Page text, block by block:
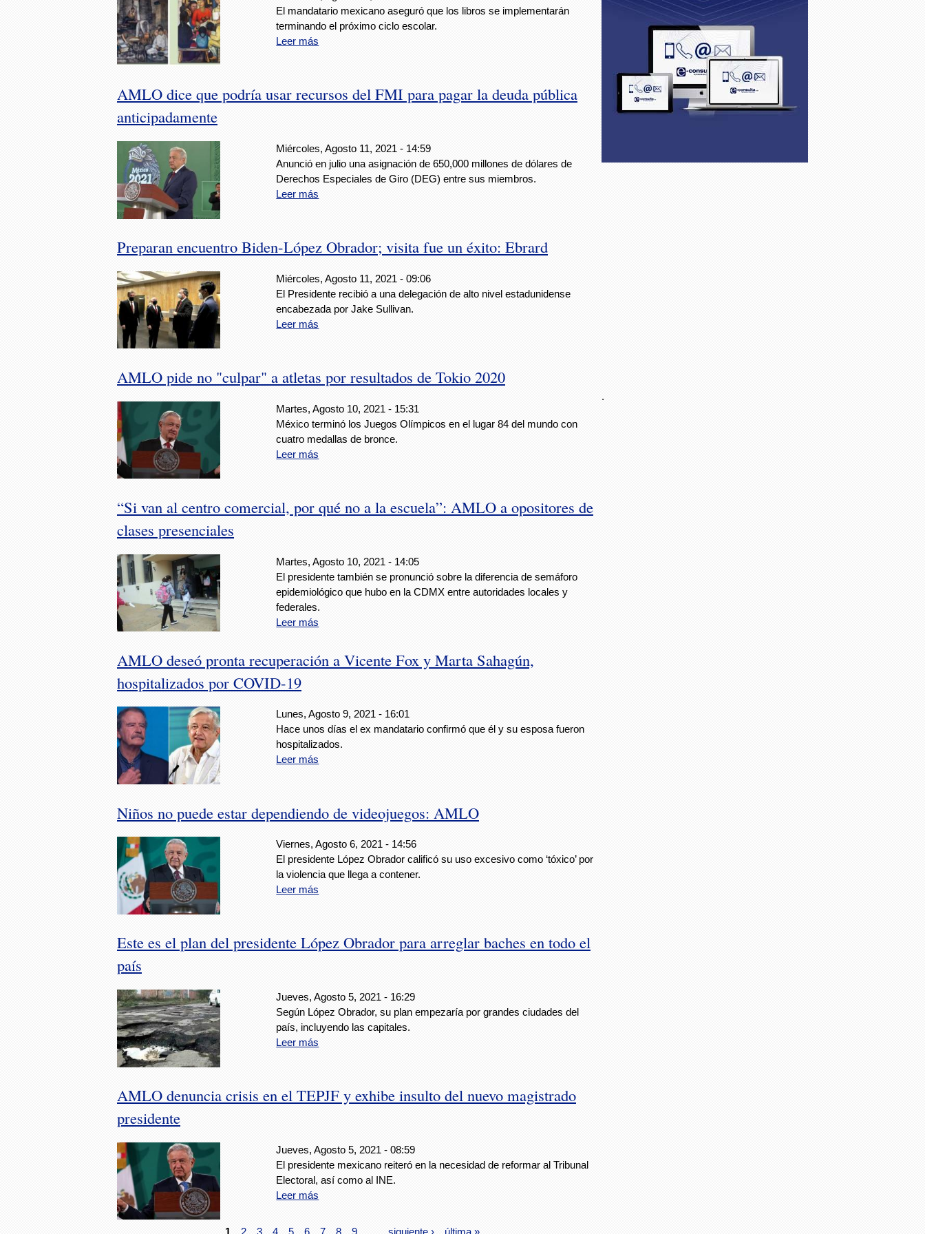
El mandatario mexicano aseguró que los libros se implementarán
terminando el próximo ciclo escolar.
Leer más
AMLO dice que podría usar recursos del FMI para pagar la deuda pública
anticipadamente
Miércoles, Agosto 11, 2021 - 14:59
Anunció en julio una asignación de 650,000 millones de dólares de
Derechos Especiales de Giro (DEG) entre sus miembros.
Leer más
Preparan encuentro Biden-López Obrador; visita fue un éxito: Ebrard
Miércoles, Agosto 11, 2021 - 09:06
El Presidente recibió a una delegación de alto nivel estadunidense
encabezada por Jake Sullivan.
Leer más
AMLO pide no "culpar" a atletas por resultados de Tokio 2020
Martes, Agosto 10, 2021 - 15:31
México terminó los Juegos Olímpicos en el lugar 84 del mundo con
cuatro medallas de bronce.
Leer más
“Si van al centro comercial, por qué no a la escuela”: AMLO a opositores de
clases presenciales
Martes, Agosto 10, 2021 - 14:05
El presidente también se pronunció sobre la diferencia de semáforo
epidemiológico que hubo en la CDMX entre autoridades locales y
federales.
Leer más
AMLO deseó pronta recuperación a Vicente Fox y Marta Sahagún,
hospitalizados por COVID-19
Lunes, Agosto 9, 2021 - 16:01
Hace unos días el ex mandatario confirmó que él y su esposa fueron
hospitalizados.
Leer más
Niños no puede estar dependiendo de videojuegos: AMLO
Viernes, Agosto 6, 2021 - 14:56
El presidente López Obrador calificó su uso excesivo como ‘tóxico’ por
la violencia que llega a contener.
Leer más
Este es el plan del presidente López Obrador para arreglar baches en todo el
país
Jueves, Agosto 5, 2021 - 16:29
Según López Obrador, su plan empezaría por grandes ciudades del
país, incluyendo las capitales.
Leer más
AMLO denuncia crisis en el TEPJF y exhibe insulto del nuevo magistrado
presidente
Jueves, Agosto 5, 2021 - 08:59
El presidente mexicano reiteró en la necesidad de reformar al Tribunal
Electoral, así como al INE.
Leer más
1 2 3 4 5 6 7 8 9 siguiente › última »
.